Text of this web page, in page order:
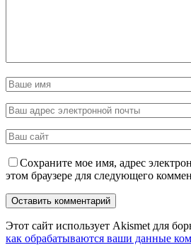
Сохраните мое имя, адрес
этом браузере для следующего
Этот сайт использует Akismet для
как обрабатываются ваши данные